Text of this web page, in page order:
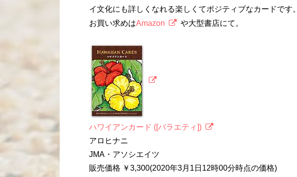
イ文化にも詳しくなれる楽しくてポジティブなカードです。
お買い求めはAmazon や大型書店にて。
ハワイアンカード ([バラエティ])
アロヒナニ
JMA・アソシエイツ
販売価格 ￥3,300(2020年3月1日12時00分時点の価格)